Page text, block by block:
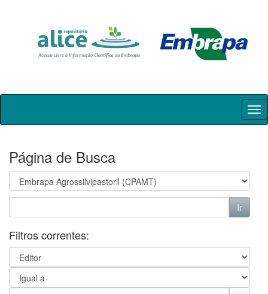
Skip
Página de Busca
Filtros correntes: